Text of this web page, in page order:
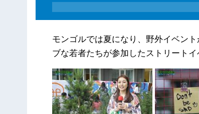
モンゴルでは夏になり、野外イベン
ブな若者たちが参加したストリートイ